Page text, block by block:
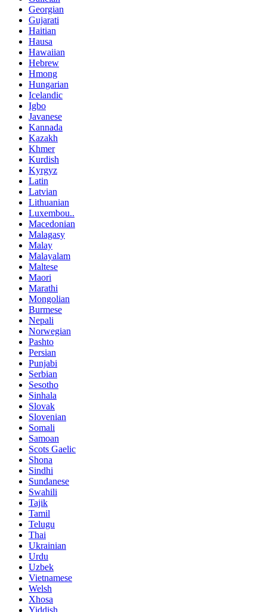
Georgian
Gujarati
Haitian
Hausa
Hawaiian
Hebrew
Hmong
Hungarian
Icelandic
Igbo
Javanese
Kannada
Kazakh
Khmer
Kurdish
Kyrgyz
Latin
Latvian
Lithuanian
Luxembou..
Macedonian
Malagasy
Malay
Malayalam
Maltese
Maori
Marathi
Mongolian
Burmese
Nepali
Norwegian
Pashto
Persian
Punjabi
Serbian
Sesotho
Sinhala
Slovak
Slovenian
Somali
Samoan
Scots Gaelic
Shona
Sindhi
Sundanese
Swahili
Tajik
Tamil
Telugu
Thai
Ukrainian
Urdu
Uzbek
Vietnamese
Welsh
Xhosa
Yiddish